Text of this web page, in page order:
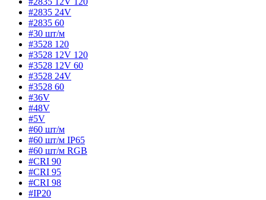
#2835 24V
#2835 60
#30 шт/м
#3528 120
#3528 12V 120
#3528 12V 60
#3528 24V
#3528 60
#36V
#48V
#5V
#60 шт/м
#60 шт/м IP65
#60 шт/м RGB
#CRI 90
#CRI 95
#CRI 98
#IP20